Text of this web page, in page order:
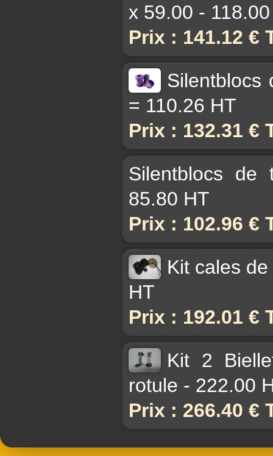
x 59.00 -
Prix : 141.12 €
Silentblocs
= 110.26 HT
Prix : 132.31 €
Silentblocs
85.80 HT
Prix : 102.96 €
Kit cales
HT
Prix : 192.01 €
Kit 2
rotule - 222.00
Prix : 266.40 €